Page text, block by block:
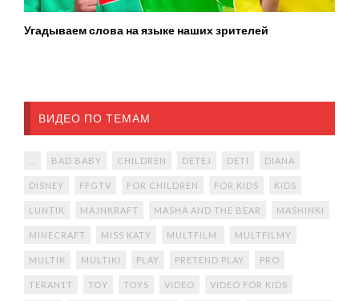
Угадываем слова на языке наших зрителей
ВИДЕО ПО ТЕМАМ
BAD BABY CHILDREN DETEJ DETI DIANA
DISNEY FFGTV FOR CHILDREN FOR KIDS KIDS
LUNTIK MAJNKRAFT MASHA AND THE BEAR MASHINKI
MINECRAFT MISS KATY MULTFILM. MULTFILMY
MULTIK MULTIKI PLAY PRETEND PLAY PRO
TERAN1T TOY TOYS VIDEO VIDEO FOR KIDS